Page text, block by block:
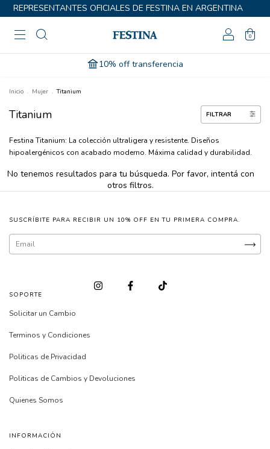
REPRESENTANTES OFICIALES DE FESTINA EN ARGENTINA
0
10% off transferencia
Inicio . Mujer . Titanium
Titanium FILTRAR
Festina Titanium: La colección ultraligera y resistente. Diseños
hipoalergénicos con acabado moderno. Máxima calidad y durabilidad.
No tenemos resultados para tu búsqueda. Por favor, intentá con
otros filtros.
SUSCRÍBITE PARA RECIBIR UN 10% OFF EN TU PRIMERA COMPRA.
SOPORTE
Solicitar un Cambio
Terminos y Condiciones
Politicas de Privacidad
Politicas de Cambios y Devoluciones
Quienes Somos
INFORMACIÓN